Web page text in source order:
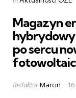
Magazyn
po sercu
Posted
RedaktorMarcin